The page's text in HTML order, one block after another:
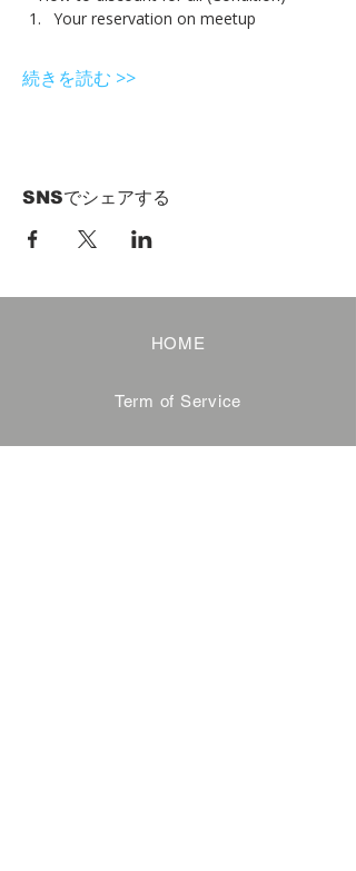
Your reservation on meetup
続きを読む >>
SNSでシェアする
HOME
Term of Service